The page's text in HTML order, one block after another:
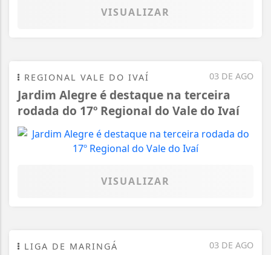
VISUALIZAR
03 DE AGO
REGIONAL VALE DO IVAÍ
Jardim Alegre é destaque na terceira
rodada do 17º Regional do Vale do Ivaí
VISUALIZAR
03 DE AGO
LIGA DE MARINGÁ